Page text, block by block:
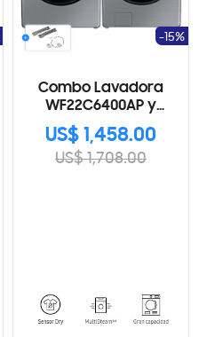
Combo Lavadora
WF22C6400AP y
Secadora Eléctrica
DVE22C6370P
US$ 1,458.00
US$ 1,708.00
-15%